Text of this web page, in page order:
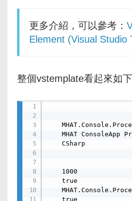
更多介紹，可以參考：
Element (Visual Studio
整個vstemplate看起來如下
MHAT ConsoleApp
    CSharp
    1000
    true
    true